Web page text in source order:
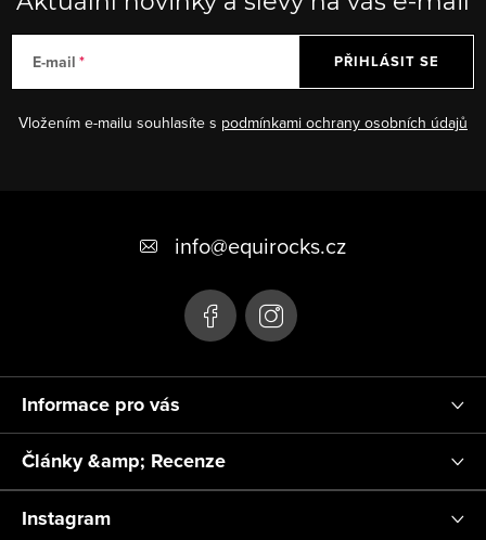
E-mail
Vložením e-mailu souhlasíte s podmínkami ochrany osobních údajů
PŘIHLÁSIT SE
í
info@equirocks.cz
Informace pro vás
Články &amp; Recenze
Instagram